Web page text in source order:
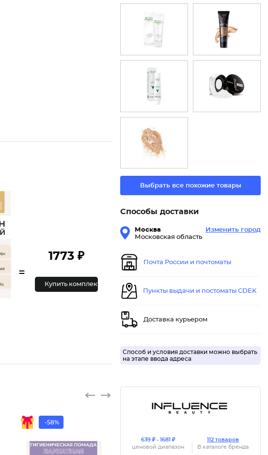
=
1773 ₽
Купить комплект
-58%
Выбрать все похожие товары
Способы доставки
Москва
Московская область
Изменить город
Почта России и почтоматы
Пункты выдачи и постоматы CDEK
Доставка курьером
Способ и условия доставки можно выбрать
на этапе ввода адреса
639 ₽ - 1681 ₽
ценовой диапазон
112 товаров
В каталоге бренда